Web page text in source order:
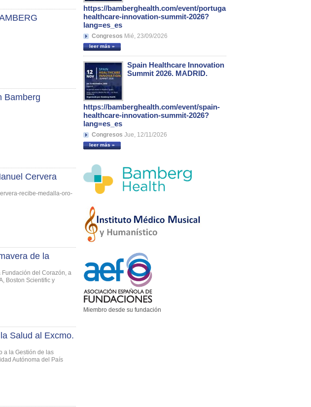
https://bamberghealth.com/event/portugal-
healthcare-innovation-summit-2026?
lang=es_es
Congresos Mié, 23/09/2026
leer más »
Spain Healthcare Innovation
Summit 2026. MADRID.
https://bamberghealth.com/event/spain-
healthcare-innovation-summit-2026?
lang=es_es
Congresos Jue, 12/11/2026
leer más »
Miembro desde su fundación
Bamberg
Cervera
recibe-medalla-oro-
de la
del Corazón, a
Boston Scientific y
Salud al Excmo.
a la Gestión de las
Autónoma del País